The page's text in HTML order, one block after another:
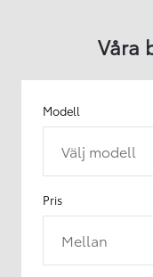
Våra
Modell
Välj modell
Pris
Mellan